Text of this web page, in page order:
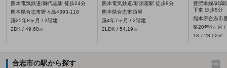
熊本電気鉄道/御代志駅 徒歩24分
熊本県合志市野々島4393‐118
築25年8ヶ月 / 2階建
2DK / 49.68㎡
熊本電気鉄道/新須屋駅 徒歩8分
熊本県合志市須屋
築4年7ヶ月 / 2階建
2LDK / 54.19㎡
豊肥本線/武蔵
下車 徒歩5分
熊本県合志市
築20年4ヶ月 /
1K / 28.02㎡
合志市の駅から探す